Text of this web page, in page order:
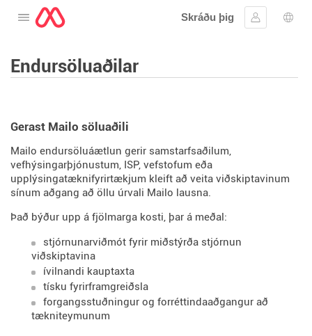
Opna valmyndina
Skráðu þig
Skráðu þig
Endursöluaðilar
Gerast Mailo söluaðili
Mailo endursöluáætlun gerir samstarfsaðilum,
vefhýsingarþjónustum, ISP, vefstofum eða
upplýsingatæknifyrirtækjum kleift að veita viðskiptavinum
sínum aðgang að öllu úrvali Mailo lausna.
Það býður upp á fjölmarga kosti, þar á meðal:
stjórnunarviðmót fyrir miðstýrða stjórnun
viðskiptavina
ívilnandi kauptaxta
tísku fyrirframgreiðsla
forgangsstuðningur og forréttindaaðgangur að
tækniteymunum